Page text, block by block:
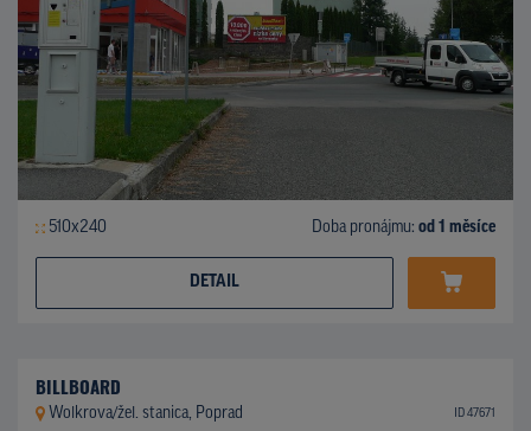
510x240 Doba pronájmu: od 1 měsíce
DETAIL
BILLBOARD
Wolkrova/žel. stanica, Poprad ID 47671